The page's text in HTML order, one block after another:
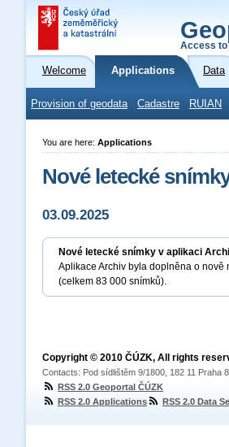
Access to
Welcome Applications Data
Provision of geodata Cadastre RUIAN
You are here: Applications
Nové letecké
03.09.2025
Nové letecké snímky v aplikaci
Aplikace Archiv byla doplněna o
(celkem 83 000 snímků).
Copyright © 2010 ČÚZK, All rights
Contacts: Pod sídlištěm 9/1800, 182 11 Praha
RSS 2.0 Geoportal ČÚZK
RSS 2.0 Applications
RSS 2.0 Data